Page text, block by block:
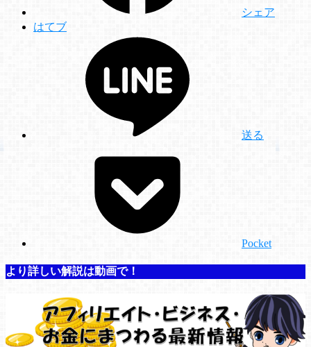
シェア
はてブ
送る
Pocket
より詳しい解説は動画で！